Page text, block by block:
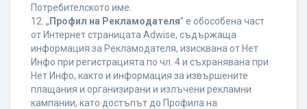
Потребителското име.
12. „ Профил на Рекламодателя” е обособена част
от Интернет страницата Adwise, съдържаща
информация за Рекламодателя, изисквана от Нет
Инфо при регистрацията по чл. 4 и съхранявана при
Нет Инфо, както и информация за извършените
плащания и организирани и излъчени рекламни
кампании, като достъпът до Профила на